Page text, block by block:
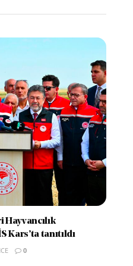
Kars’ta tanıtıldı
0